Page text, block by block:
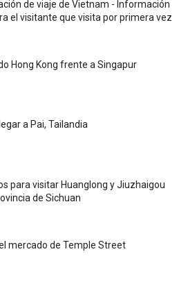
de viaje de Vietnam - Información
el visitante que visita por primera vez
Hong Kong frente a Singapur
a Pai, Tailandia
para visitar Huanglong y Jiuzhaigou
de Sichuan
mercado de Temple Street